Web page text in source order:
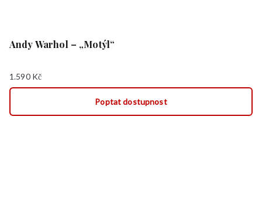
Andy Warhol – „Motýl“
1.590 Kč
Poptat dostupnost